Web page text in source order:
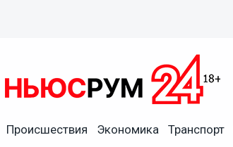
Происшествия Экономика Транспорт
в Нижегородской